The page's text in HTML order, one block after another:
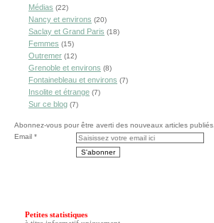
Médias (22)
Nancy et environs (20)
Saclay et Grand Paris (18)
Femmes (15)
Outremer (12)
Grenoble et environs (8)
Fontainebleau et environs (7)
Insolite et étrange (7)
Sur ce blog (7)
Abonnez-vous pour être averti des nouveaux articles publiés.
Email
Petites statistiques